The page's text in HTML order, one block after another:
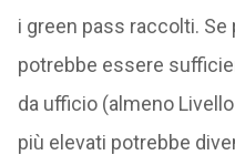
i green pass raccolti.
potrebbe essere
da ufficio (almeno
più elevati potrebbe